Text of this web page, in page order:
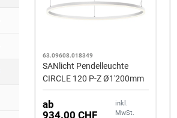
63.09608.018349
SANlicht Pendelleuchte
CIRCLE 120 P-Z Ø1'200mm
ab
934.00 CHF
inkl.
MwSt.